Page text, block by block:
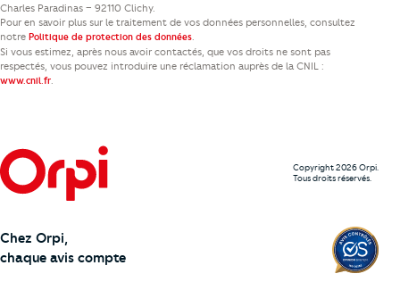
Charles Paradinas – 92110 Clichy.
Pour en savoir plus sur le traitement de vos données personnelles, consultez
notre Politique de protection des données.
Si vous estimez, après nous avoir contactés, que vos droits ne sont pas
respectés, vous pouvez introduire une réclamation auprès de la CNIL :
www.cnil.fr.
Copyright 2026 Orpi.
Tous droits réservés.
Chez Orpi,
chaque avis compte